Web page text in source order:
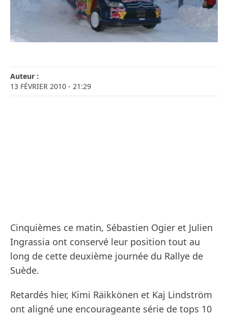
Auteur :
13 FÉVRIER 2010 - 21:29
Cinquièmes ce matin, Sébastien Ogier et Julien
Ingrassia ont conservé leur position tout au
long de cette deuxième journée du Rallye de
Suède.
Retardés hier, Kimi Räikkönen et Kaj Lindström
ont aligné une encourageante série de tops 10